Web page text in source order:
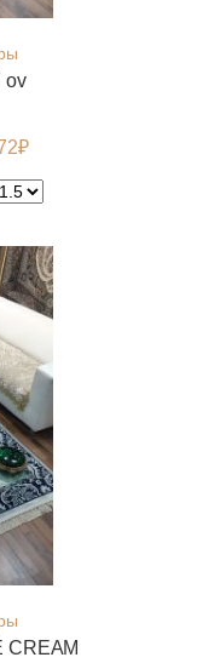
ov
₽
CREAM